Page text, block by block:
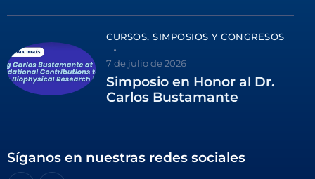
CURSOS, SIMPOSIOS Y CONGRESOS
7 de julio de 2026
Simposio en Honor al Dr.
Carlos Bustamante
Síganos en nuestras redes sociales